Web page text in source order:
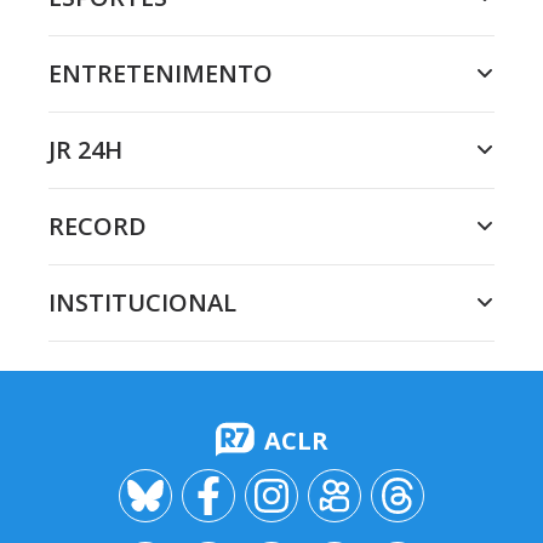
ENTRETENIMENTO
JR 24H
RECORD
INSTITUCIONAL
ACLR